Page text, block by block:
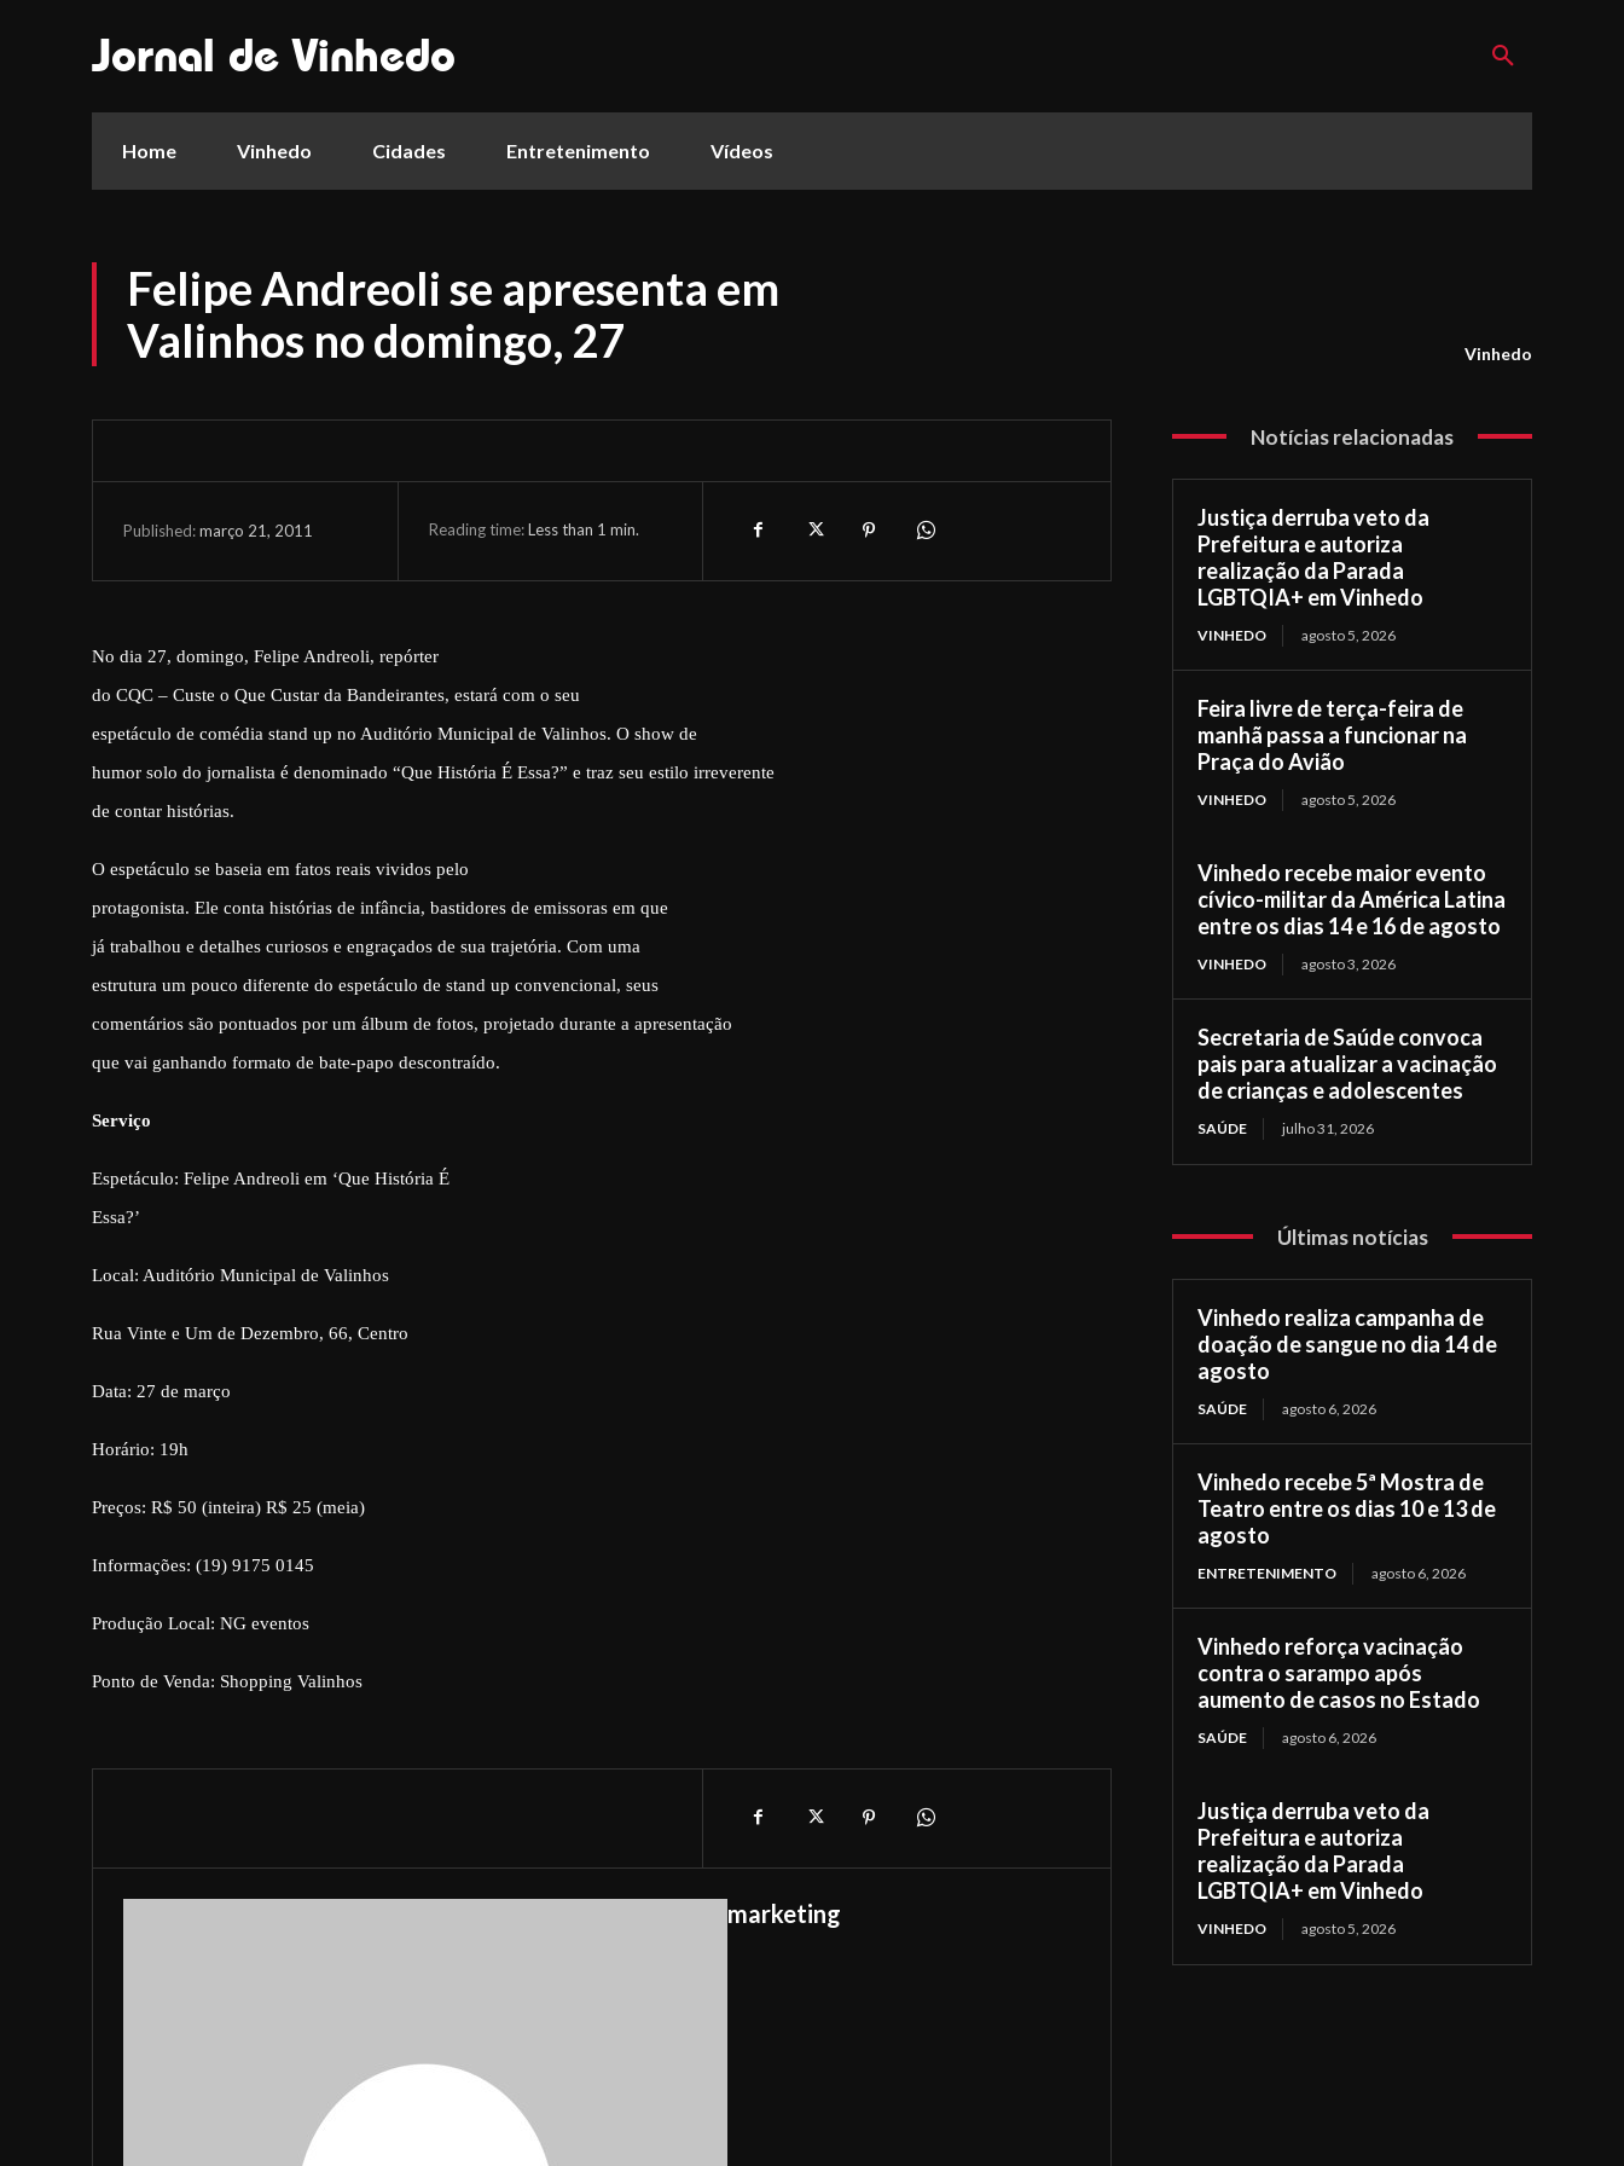
Jornal de Vinhedo
Home Vinhedo Cidades Entretenimento Vídeos
Felipe Andreoli se apresenta em
Valinhos no domingo, 27
Vinhedo
Published:março 21, 2011 Reading time:Less than 1 min.
No dia 27, domingo, Felipe Andreoli, repórter
do CQC – Custe o Que Custar da Bandeirantes, estará com o seu
espetáculo de comédia stand up no Auditório Municipal de Valinhos. O show de
humor solo do jornalista é denominado “Que História É Essa?” e traz seu estilo irreverente
de contar histórias.
O espetáculo se baseia em fatos reais vividos pelo
protagonista. Ele conta histórias de infância, bastidores de emissoras em que
já trabalhou e detalhes curiosos e engraçados de sua trajetória. Com uma
estrutura um pouco diferente do espetáculo de stand up convencional, seus
comentários são pontuados por um álbum de fotos, projetado durante a apresentação
que vai ganhando formato de bate-papo descontraído.
Serviço
Espetáculo: Felipe Andreoli em ‘Que História É
Essa?’
Local: Auditório Municipal de Valinhos
Rua Vinte e Um de Dezembro, 66, Centro
Data: 27 de março
Horário: 19h
Preços: R$ 50 (inteira) R$ 25 (meia)
Informações: (19) 9175 0145
Produção Local: NG eventos
Ponto de Venda: Shopping Valinhos
marketing
Notícias relacionadas
Justiça derruba veto da
Prefeitura e autoriza
realização da Parada
LGBTQIA+ em Vinhedo
VINHEDO agosto 5, 2026
Feira livre de terça-feira de
manhã passa a funcionar na
Praça do Avião
VINHEDO agosto 5, 2026
Vinhedo recebe maior evento
cívico-militar da América Latina
entre os dias 14 e 16 de agosto
VINHEDO agosto 3, 2026
Secretaria de Saúde convoca
pais para atualizar a vacinação
de crianças e adolescentes
SAÚDE julho 31, 2026
Últimas notícias
Vinhedo realiza campanha de
doação de sangue no dia 14 de
agosto
SAÚDE agosto 6, 2026
Vinhedo recebe 5ª Mostra de
Teatro entre os dias 10 e 13 de
agosto
ENTRETENIMENTO agosto 6, 2026
Vinhedo reforça vacinação
contra o sarampo após
aumento de casos no Estado
SAÚDE agosto 6, 2026
Justiça derruba veto da
Prefeitura e autoriza
realização da Parada
LGBTQIA+ em Vinhedo
VINHEDO agosto 5, 2026